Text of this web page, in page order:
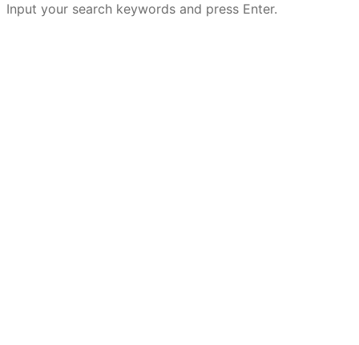
Input your search keywords and press Enter.